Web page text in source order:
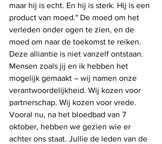
maar hij is echt. En hij is sterk. Hij is een
product van moed." De moed om het
verleden onder ogen te zien, en de
moed om naar de toekomst te reiken.
Deze alliantie is niet vanzelf ontstaan.
Mensen zoals jij en ik hebben het
mogelijk gemaakt – wij namen onze
verantwoordelijkheid. Wij kozen voor
partnerschap. Wij kozen voor vrede.
Vooral nu, na het bloedbad van 7
oktober, hebben we gezien wie er
achter ons staat. Jullie de leden van de